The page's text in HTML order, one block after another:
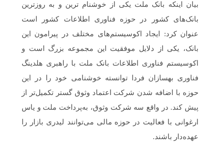
بیان اینکه بانک ملت یکی از خوشنام ترین و به روزترین
بانک‌های کشور در حوزه فناوری اطلاعات کشور است
عنوان کرد: ایجاد اکوسیستم‌های مختلف در پیرامون این
بانک، یکی از دلایل موفقیت این مجموعه بزرگ است و
اکوسیستم فناوری اطلاعات بانک ملت با راهبری هلدینگ
فناوری بهسازان فردا توانسته خوشنامی خود را در این
حوزه با اضافه شدن شرکت اعتماد وثوق گستر تکمیل‌تر از
پیش کند. در واقع سه شرکت وثوق، به‌پرداخت ملت و یاس
ارغوانی با فعالیت در حوزه مالی می‌توانند لیدری بازار را
عهده‌دار باشند.